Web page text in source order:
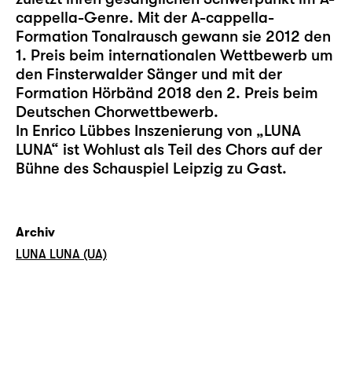
cappella-Genre. Mit der A-cappella-
Formation Tonalrausch gewann sie 2012 den
1. Preis beim internationalen Wettbewerb um
den Finsterwalder Sänger und mit der
Formation Hörbänd 2018 den 2. Preis beim
Deutschen Chorwettbewerb.
In Enrico Lübbes Inszenierung von „LUNA
LUNA“ ist Wohlust als Teil des Chors auf der
Bühne des Schauspiel Leipzig zu Gast.
Archiv
LUNA LUNA (UA)